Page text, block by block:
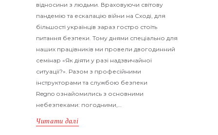
відносини з людьми. Враховуючи світову
пандемію та ескалацію війни на Сході, для
більшості українців зараз гостро стоїть
питання безпеки. Тому днями спеціально для
наших працівників ми провели двогодинний
семінар «Як діяти у разі надзвичайної
ситуації?». Разом з професійними
інструкторами та службою безпеки
Regno ознайомились з основними
небезпеками: погодними,…
Читати далі